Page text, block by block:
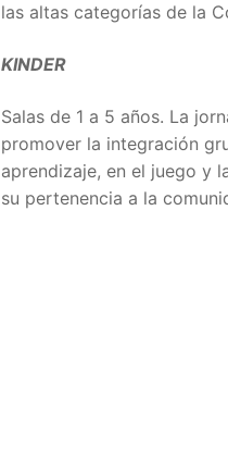
las altas categorías de la
KINDER
Salas de 1 a 5 años. La
promover la integración
aprendizaje, en el juego y
su pertenencia a la